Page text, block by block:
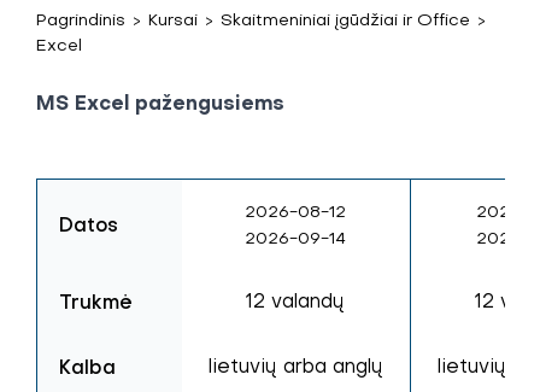
Pagrindinis > Kursai > Skaitmeniniai įgūdžiai ir Office >
Excel
MS Excel pažengusiems
Datos
2026-08-12
2026-09-14
2026-
2026-
Trukmė 12 valandų 12
Kalba lietuvių arba anglų lietuvių